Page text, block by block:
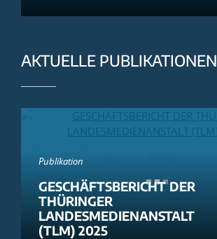
AKTUELLE PUBLIKATIONEN
Publikation
GESCHÄFTSBERICHT DER
THÜRINGER
LANDESMEDIENANSTALT
(TLM) 2025